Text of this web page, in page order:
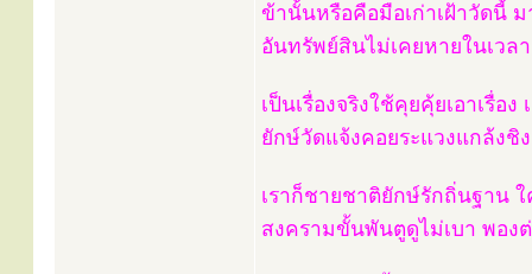
ข้านั้นหรือคือมือเก่าเฝ้าวัดนี้
อันทรัพย์สินไม่เคยหายในเวล
เป็นเรื่องจริงใช้คุยคุ้ยเอาเรื่อ
ยักษ์วัดแจ้งคอยระแวงแกล้งชิ
เราก็ชายชาติยักษ์รักถิ่นฐาน
สงครามขั้นพันตูดูไม่เบา พอง